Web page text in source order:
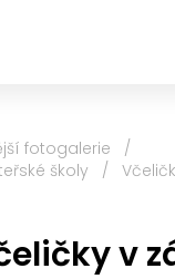
fotogalerie
/
školy
/
v